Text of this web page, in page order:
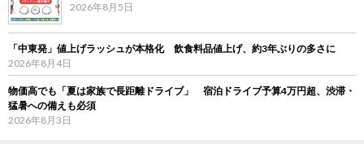
2026年8月5日
「中東発」値上げラッシュが本格化 飲食料品値上げ、約3年ぶりの多さに
2026年8月4日
物価高でも「夏は家族で長距離ドライブ」 宿泊ドライブ予算4万円超、渋滞・
猛暑への備えも必須
2026年8月3日